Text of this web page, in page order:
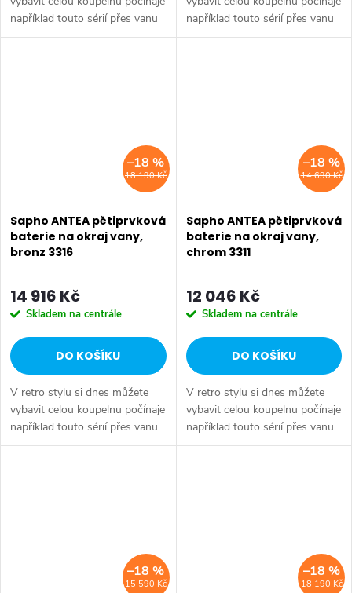
například touto sérií přes vanu
Retro, doplňky Diamond až po
například touto sérií přes vanu
Retro, doplňky Diamond až po
18 190 Kč
–18 %
Sapho ANTEA pětiprvková
baterie na okraj vany,
bronz 3316
14 916 Kč
Skladem na centrále
DO KOŠÍKU
V retro stylu si dnes můžete
vybavit celou koupelnu počínaje
například touto sérií přes vanu
Retro, doplňky Diamond až po
14 690 Kč
–18 %
Sapho ANTEA pětiprvková
baterie na okraj vany,
chrom 3311
12 046 Kč
Skladem na centrále
DO KOŠÍKU
V retro stylu si dnes můžete
vybavit celou koupelnu počínaje
například touto sérií přes vanu
Retro, doplňky Diamond až po
15 590 Kč
–18 %
18 190 Kč
–18 %